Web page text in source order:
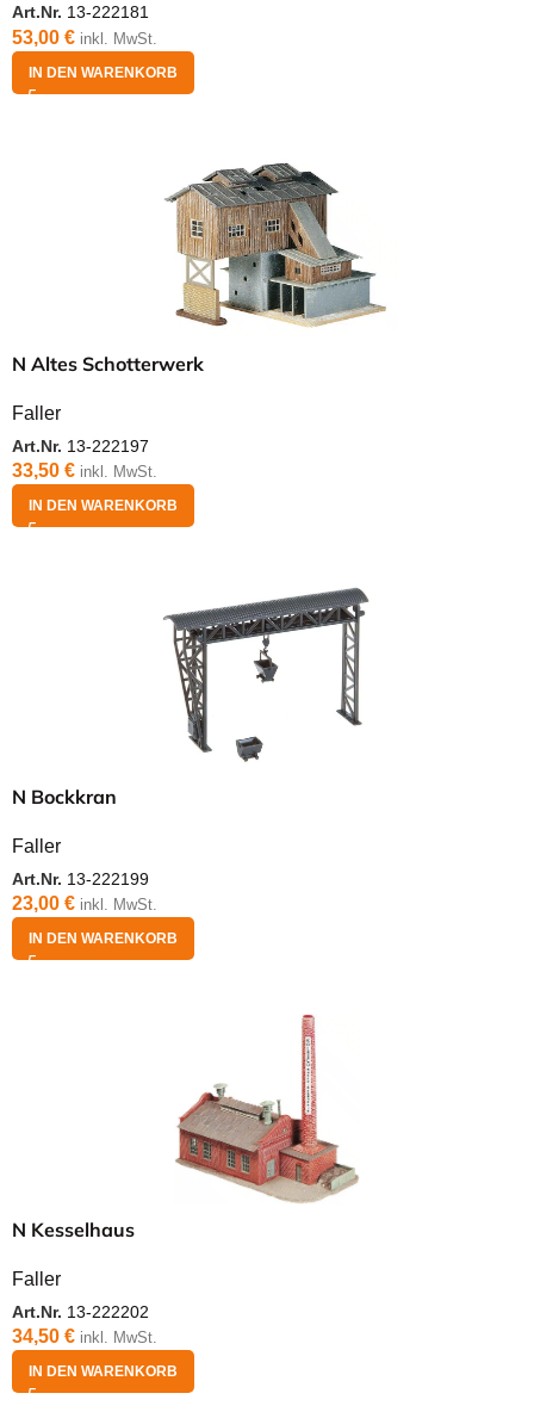
Art.Nr. 13-222181
53,00 € inkl. MwSt.
IN DEN WARENKORB
N Altes Schotterwerk
Faller
Art.Nr. 13-222197
33,50 € inkl. MwSt.
IN DEN WARENKORB
N Bockkran
Faller
Art.Nr. 13-222199
23,00 € inkl. MwSt.
IN DEN WARENKORB
N Kesselhaus
Faller
Art.Nr. 13-222202
34,50 € inkl. MwSt.
IN DEN WARENKORB